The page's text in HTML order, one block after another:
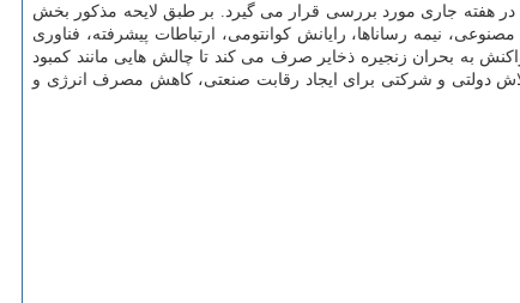
در هفته جاری مورد بررسی قرار می گیرد. بر طبق لایحه مذکور بخش
کلیدی (هوش مصنوعی، نیمه رساناها، رایانش کوانتومی، ارتباطات پیشرفته، فناوری
دیگر برای طراحی حداقل ۱۰ هاب فناوری منطقه ای و ایجاد برنامه واکنش به بحران زنجیره ذخایر صرف می کند تا چالش هایی مانند کمبود
دولتی و شرکتی برای ایجاد رقابت صنعتی، کاهش مصرف انرژی و